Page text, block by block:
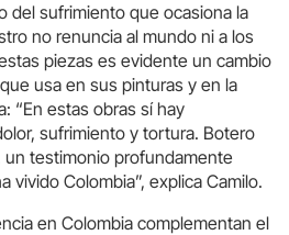
del sufrimiento que ocasiona la
no renuncia al mundo ni a los
piezas es evidente un cambio
usa en sus pinturas y en la
“En estas obras sí hay
sufrimiento y tortura. Botero
un testimonio profundamente
vivido Colombia”, explica Camilo.
en Colombia complementan el